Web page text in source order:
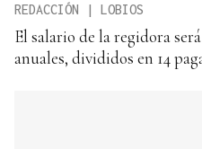
REDACCIÓN | LOBIOS
El salario de la regidora
anuales, divididos en 14